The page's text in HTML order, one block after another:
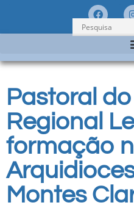
Pastoral
Regional
formação
Montes